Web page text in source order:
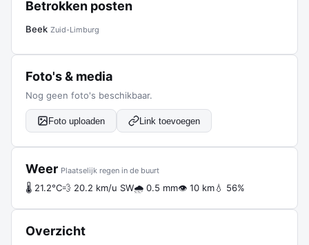
Betrokken posten
Beek Zuid-Limburg
Foto's & media
Nog geen foto's beschikbaar.
Foto uploaden Link toevoegen
Weer Plaatselijk regen in de buurt
🌡 21.2°C💨 20.2 km/u SW🌧 0.5 mm👁 10 km💧 56%
Overzicht